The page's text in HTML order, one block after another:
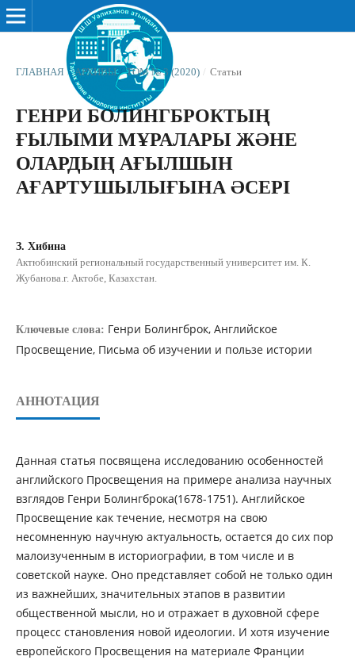
ГЛАВНАЯ / АРХИВЫ / ТОМ № 3 (2020) / Статьи
ГЕНРИ БОЛИНГБРОКТЫҢ
ҒЫЛЫМИ МҰРАЛАРЫ ЖƏНЕ
ОЛАРДЫҢ АҒЫЛШЫН
АҒАРТУШЫЛЫҒЫНА ƏСЕРІ
З. Хибина
Актюбинский региональный государственный университет им. К.
Жубанова.г. Актобе, Казахстан.
Ключевые слова: Генри Болингброк, Английское
Просвещение, Письма об изучении и пользе истории
АННОТАЦИЯ
Данная статья посвящена исследованию особенностей
английского Просвещения на примере анализа научных
взглядов Генри Болингброка(1678-1751). Английское
Просвещение как течение, несмотря на свою
несомненную научную актуальность, остается до сих пор
малоизученным в историографии, в том числе и в
советской науке. Оно представляет собой не только один
из важнейших, значительных этапов в развитии
общественной мысли, но и отражает в духовной сфере
процесс становления новой идеологии. И хотя изучение
европейского Просвещения на материале Франции